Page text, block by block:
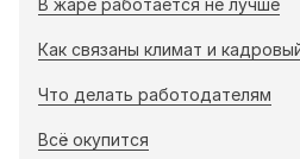
В жаре работается не лучше
Как связаны климат и
Что делать работодателям
Всё окупится